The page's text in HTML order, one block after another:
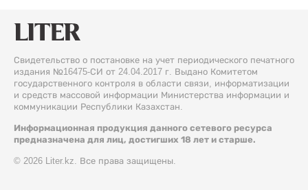
Свидетельство о постановке на учет периодического печатного
издания №16475-СИ от 24.04.2017 г. Выдано Комитетом
государственного контроля в области связи, информатизации
и средств массовой информации Министерства информации и
коммуникации Республики Казахстан.
Информационная продукция данного сетевого ресурса
предназначена для лиц, достигших 18 лет и старше.
© 2026 Liter.kz. Все права защищены.